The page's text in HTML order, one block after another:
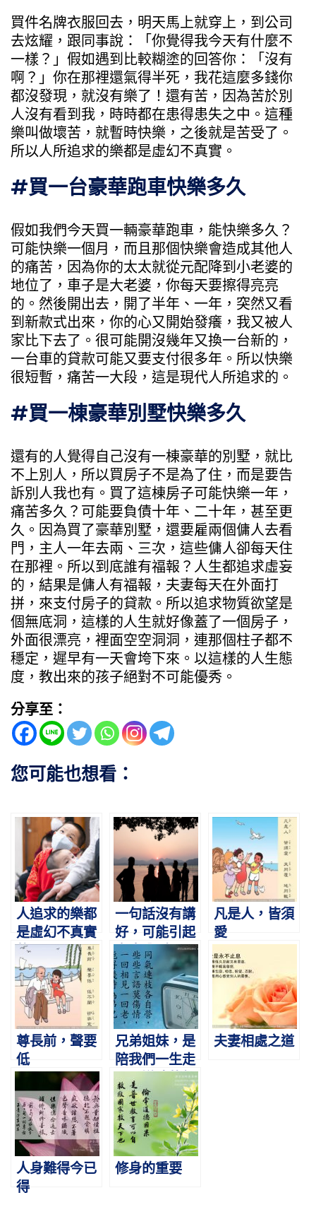
買件名牌衣服回去，明天馬上就穿上，到公司
去炫耀，跟同事說：「你覺得我今天有什麼不
一樣？」假如遇到比較糊塗的回答你：「沒有
啊？」你在那裡還氣得半死，我花這麼多錢你
都沒發現，就沒有樂了！還有苦，因為苦於別
人沒有看到我，時時都在患得患失之中。這種
樂叫做壞苦，就暫時快樂，之後就是苦受了。
所以人所追求的樂都是虛幻不真實。
#買一台豪華跑車快樂多久
假如我們今天買一輛豪華跑車，能快樂多久？
可能快樂一個月，而且那個快樂會造成其他人
的痛苦，因為你的太太就從元配降到小老婆的
地位了，車子是大老婆，你每天要擦得亮亮
的。然後開出去，開了半年、一年，突然又看
到新款式出來，你的心又開始發癢，我又被人
家比下去了。很可能開沒幾年又換一台新的，
一台車的貸款可能又要支付很多年。所以快樂
很短暫，痛苦一大段，這是現代人所追求的。
#買一棟豪華別墅快樂多久
還有的人覺得自己沒有一棟豪華的別墅，就比
不上別人，所以買房子不是為了住，而是要告
訴別人我也有。買了這棟房子可能快樂一年，
痛苦多久？可能要負債十年、二十年，甚至更
久。因為買了豪華別墅，還要雇兩個傭人去看
門，主人一年去兩、三次，這些傭人卻每天住
在那裡。所以到底誰有福報？人生都追求虛妄
的，結果是傭人有福報，夫妻每天在外面打
拼，來支付房子的貸款。所以追求物質欲望是
個無底洞，這樣的人生就好像蓋了一個房子，
外面很漂亮，裡面空空洞洞，連那個柱子都不
穩定，遲早有一天會垮下來。以這樣的人生態
度，教出來的孩子絕對不可能優秀。
分享至：
您可能也想看：
人追求的樂都
是虛幻不真實
的
一句話沒有講
好，可能引起
家庭分裂。
凡是人，皆須
愛
尊長前，聲要
低
兄弟姐妹，是
陪我們一生走
最長道路的親
人
夫妻相處之道
人身難得今已
得
修身的重要